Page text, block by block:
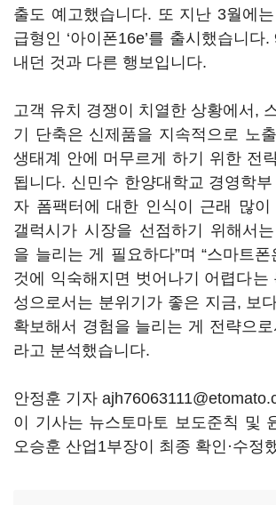
출도 예고했습니다. 또 지난 3월에
급형인 ‘아이폰16e’를 출시했습니다
내던 것과 다른 행보입니다.
고객 유치 경쟁이 치열한 상황에서,
기 단축은 신제품을 지속적으로 노
생태계 안에 머무르게 하기 위한 전
됩니다. 신민수 한양대학교 경영학부
자 폼팩터에 대한 인식이 근래 많이
갤럭시가 시장을 선점하기 위해서
을 늘리는 게 필요하다”며 “스마트
것에 익숙해지면 벗어나기 어렵다는
성으로서는 분위기가 좋은 지금, 보
확보해서 경험을 늘리는 게 전략으로
라고 분석했습니다.
안정훈 기자
이 기사는 뉴스토마토 보도준칙 및
오승훈 산업1부장이 최종 확인·수정